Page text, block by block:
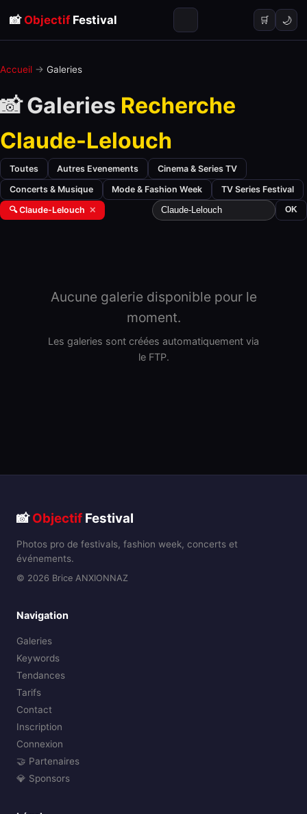
📸 ObjectifFestival 🛒 🌙
Accueil → Galeries
📸 Galeries Recherche
Claude-Lelouch
Toutes Autres Evenements Cinema & Series TV
Concerts & Musique Mode & Fashion Week TV Series Festival
🔍 Claude-Lelouch ✕ OK
Aucune galerie disponible pour le
moment.
Les galeries sont créées automatiquement via
le FTP.
📸Objectif Festival
Photos pro de festivals, fashion week, concerts et
événements.
© 2026 Brice ANXIONNAZ
Navigation
Galeries
Keywords
Tendances
Tarifs
Contact
Inscription
Connexion
🤝 Partenaires
💎 Sponsors